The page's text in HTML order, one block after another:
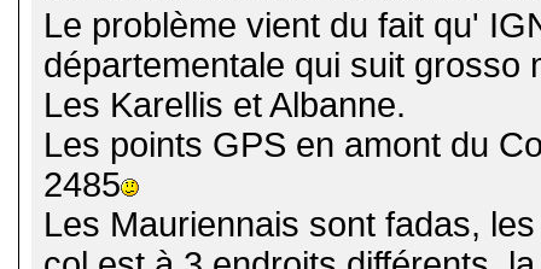
Le problème vient du fait qu'
départementale qui suit grosso
Les Karellis et Albanne.
Les points GPS en amont du
2485
Les Mauriennais sont fadas,